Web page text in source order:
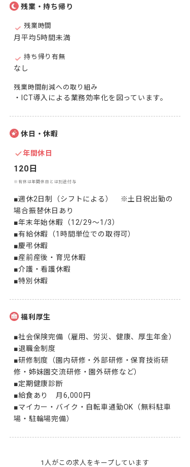
残業・持ち帰り
残業時間
月平均5時間未満
持ち帰り有無
なし
残業時間削減への取り組み
・ICT導入による業務効率化を図っています。
休日・休暇
年間休日
120日
※有休は年間休日とは別途付与
■週休2日制（シフトによる）　※土日祝出勤の
場合振替休日あり
■年末年始休暇（12/29～1/3）
■有給休暇（1時間単位での取得可）
■慶弔休暇
■産前産後・育児休暇
■介護・看護休暇
■特別休暇
福利厚生
■社会保険完備（雇用、労災、健康、厚生年金）
■退職金制度
■研修制度（園内研修・外部研修・保育技術研
修・姉妹園交流研修・園外研修など）
■定期健康診断
■給食あり　月6,000円
■マイカー・バイク・自転車通勤OK（無料駐車
場・駐輪場完備）
1人がこの求人をキープしています